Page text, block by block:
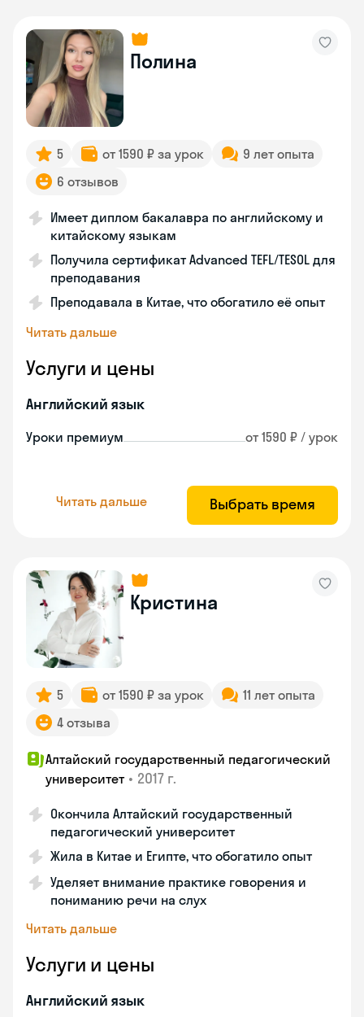
Полина
5 от 1590 ₽ за урок
9 лет опыта
6 отзывов
Имеет диплом бакалавра по английскому и
китайскому языкам
Получила сертификат Advanced TEFL/TESOL для
преподавания
Преподавала в Китае, что обогатило её опыт
Читать дальше
Услуги и цены
Английский язык
Уроки премиум от 1590 ₽ / урок
Читать дальше Выбрать время
Кристина
5 от 1590 ₽ за урок
11 лет опыта
4 отзыва
Алтайский государственный педагогический
университет • 2017 г.
Окончила Алтайский государственный
педагогический университет
Жила в Китае и Египте, что обогатило опыт
Уделяет внимание практике говорения и
пониманию речи на слух
Читать дальше
Услуги и цены
Английский язык